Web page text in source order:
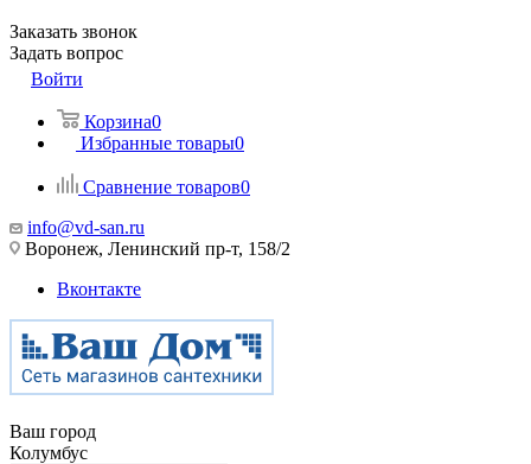
Заказать звонок
Задать вопрос
Войти
Корзина0
Избранные товары0
Сравнение товаров0
info@vd-san.ru
Воронеж, Ленинский пр-т, 158/2
Вконтакте
Ваш город
Колумбус